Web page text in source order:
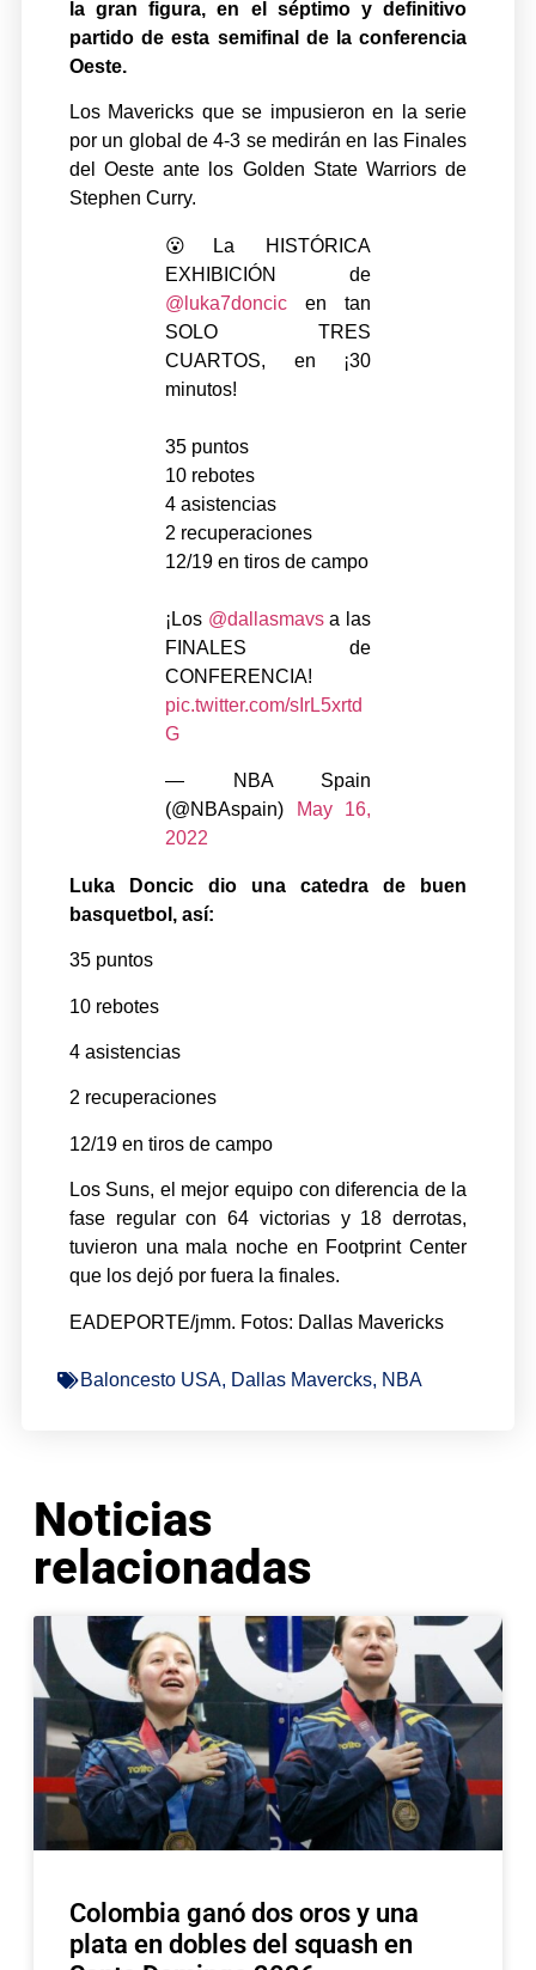
la gran figura, en el séptimo y definitivo
partido de esta semifinal de la conferencia
Oeste.
Los Mavericks que se impusieron en la serie
por un global de 4-3 se medirán en las Finales
del Oeste ante los Golden State Warriors de
Stephen Curry.
😮La HISTÓRICA
EXHIBICIÓN de
@luka7doncicen tan
SOLO TRES
CUARTOS, en ¡30
minutos!
35 puntos
10 rebotes
4 asistencias
2 recuperaciones
12/19 en tiros de campo
¡Los @dallasmavsa las
FINALES de
CONFERENCIA!
pic.twitter.com/sIrL5xrtd
G
— NBA Spain
(@NBAspain)
May 16,
2022
Luka Doncic dio una catedra de buen
basquetbol, así:
35 puntos
10 rebotes
4 asistencias
2 recuperaciones
12/19 en tiros de campo
Los Suns, el mejor equipo con diferencia de la
fase regular con 64 victorias y 18 derrotas,
tuvieron una mala noche en Footprint Center
que los dejó por fuera la finales.
EADEPORTE/jmm. Fotos: Dallas Mavericks
Baloncesto USA, Dallas Mavercks, NBA
Noticias
relacionadas
Colombia ganó dos oros y una
plata en dobles del squash en